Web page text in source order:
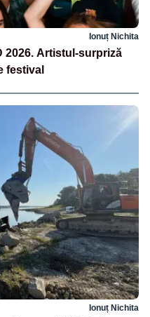
Ionuț Nichita
2026. Artistul-surpriză
festival
Ionuț Nichita